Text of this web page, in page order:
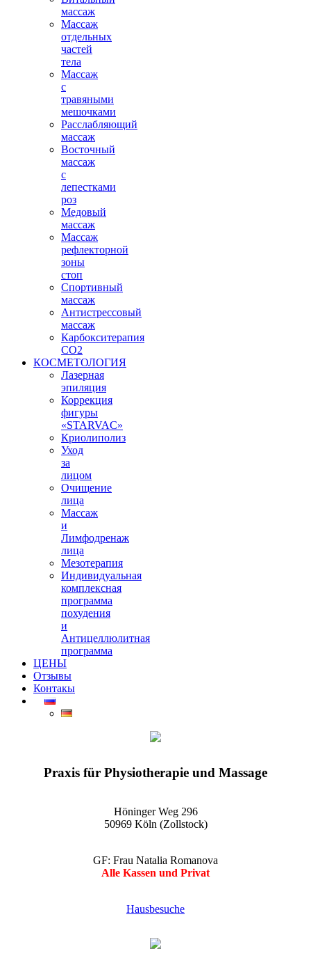
массаж
Массаж
отдельных
частей
тела
Массаж
с
травяными
мешочками
Расслабляющий
массаж
Восточный
массаж
с
лепестками
роз
Медовый
массаж
Массаж
рефлекторной
зоны
стоп
Спортивный
массаж
Антистрессовый
массаж
Карбокситерапия
СО2
КОСМЕТОЛОГИЯ
Лазерная
эпиляция
Коррекция
фигуры
«STARVAС»
Криолиполиз
Уход
за
лицом
Очищение
лица
Массаж
и
Лимфодренаж
лица
Мезотерапия
Индивидуальная
комплексная
программа
похудения
и
Антицеллюлитная
программа
ЦЕНЫ
Отзывы
Контакы
Praxis für Physiotherapie und Massage
Höninger Weg 296
50969 Köln (Zollstock)
GF: Frau Natalia Romanova
Alle Kassen und Privat
Hausbesuche